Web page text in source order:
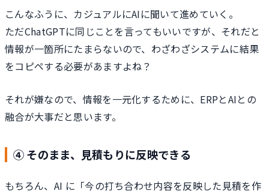
こんなふうに、カジュアルにAIに聞いて進めていく。
ただChatGPTに同じことを言ってもいいですが、それだと
情報が一箇所にたまらないので、わざわざシステムに結果
をコピペする必要があますよね？
それが嫌なので、情報を一元化するために、ERPとAIとの
融合が大事だと思います。
④ そのまま、見積もりに反映できる
もちろん、AI に「今の打ち合わせ内容を反映した見積を作